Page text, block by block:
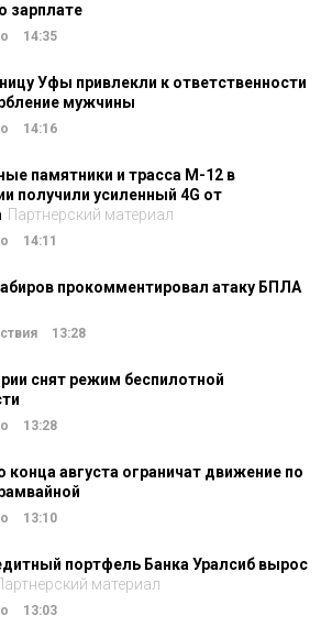
зарплате
14:35
Уфы привлекли к ответственности
мужчины
14:16
памятники и трасса М-12 в
получили усиленный 4G от
Партнерский материал
14:11
прокомментировал атаку БПЛА
13:28
снят режим беспилотной
13:28
конца августа ограничат движение по
13:10
портфель Банка Уралсиб вырос
материал
13:03